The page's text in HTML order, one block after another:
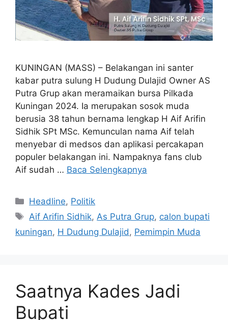
KUNINGAN (MASS) – Belakangan ini santer
kabar putra sulung H Dudung Dulajid Owner AS
Putra Grup akan meramaikan bursa Pilkada
Kuningan 2024. Ia merupakan sosok muda
berusia 38 tahun bernama lengkap H Aif Arifin
Sidhik SPt MSc. Kemunculan nama Aif telah
menyebar di medsos dan aplikasi percakapan
populer belakangan ini. Nampaknya fans club
Aif sudah … Baca Selengkapnya
Kategori
Headline, Politik
Tag
Aif Arifin Sidhik, As Putra Grup, calon bupati
kuningan, H Dudung Dulajid , Pemimpin Muda
Saatnya Kades Jadi
Bupati